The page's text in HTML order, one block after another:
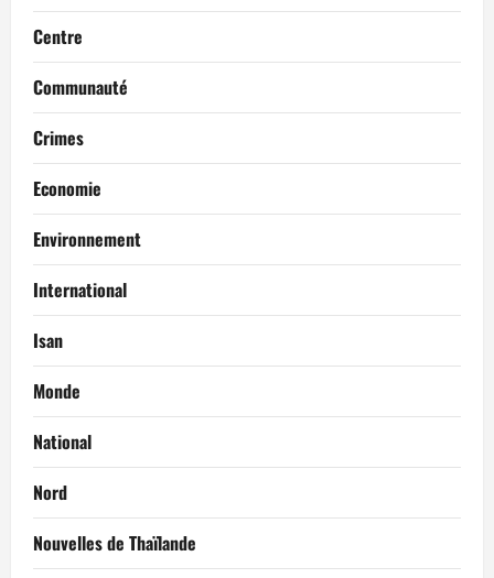
Centre
Communauté
Crimes
Economie
Environnement
International
Isan
Monde
National
Nord
Nouvelles de Thaïlande